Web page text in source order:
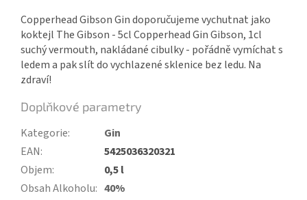
Copperhead Gibson Gin doporučujeme vychutnat jako
koktejl The Gibson - 5cl Copperhead Gin Gibson, 1cl
suchý vermouth, nakládané cibulky - pořádně vymíchat s
ledem a pak slít do vychlazené sklenice bez ledu. Na
zdraví!
Doplňkové parametry
Kategorie:
Gin
EAN:
5425036320321
Objem:
0,5 l
Obsah Alkoholu: 40%